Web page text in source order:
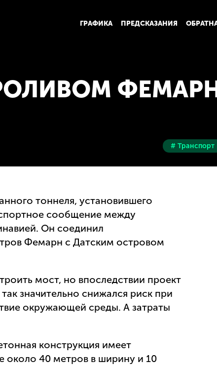
ГРАФИКА ПРЕДСКАЗАНИЯ
# Транспорт
тоннеля, установившего
сообщение между
Он соединил
Фемарн с Датским островом
мост, но впоследствии проект
значительно снижался риск при
окружающей среды. А затраты
конструкция имеет
около 40 метров в ширину и 10